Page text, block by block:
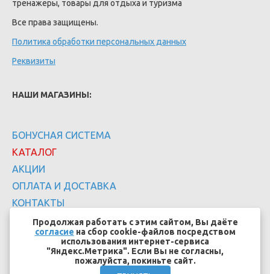
тренажеры, товары для отдыха и туризма
Все права защищены.
Политика обработки персональных данных
Реквизиты
НАШИ МАГАЗИНЫ:
БОНУСНАЯ СИСТЕМА
КАТАЛОГ
АКЦИИ
ОПЛАТА И ДОСТАВКА
КОНТАКТЫ
Продолжая работать с этим сайтом, Вы даёте
согласие на сбор cookie-файлов посредством
использования интернет-сервиса
"Яндекс.Метрика". Если Вы не согласны,
пожалуйста, покиньте сайт.